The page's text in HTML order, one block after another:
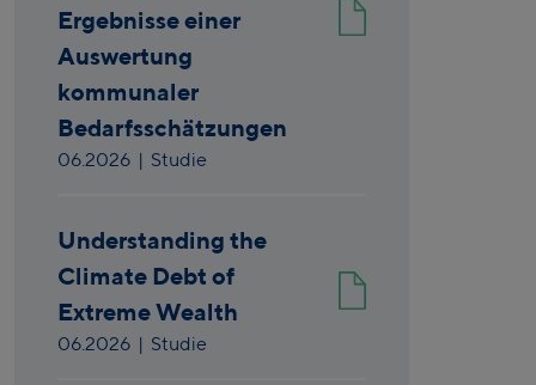
Ergebnisse einer
Auswertung
kommunaler
Bedarfsschätzungen
06.2026 | Studie
Understanding the
Climate Debt of
Extreme Wealth
06.2026 | Studie